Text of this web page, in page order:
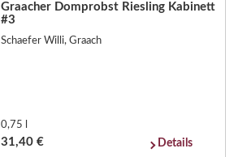
Graacher Domprobst Riesling Kabinett
#3
Schaefer Willi, Graach
0,75 l
31,40 € Details